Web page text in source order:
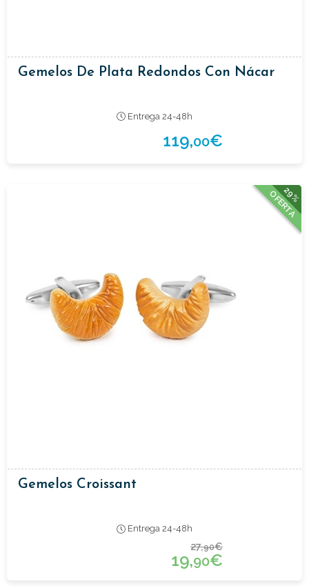
Gemelos De Plata Redondos Con Nácar
Entrega 24-48h
119,00€
29%
OFERTA
Gemelos Croissant
Entrega 24-48h
27,90€
19,90€